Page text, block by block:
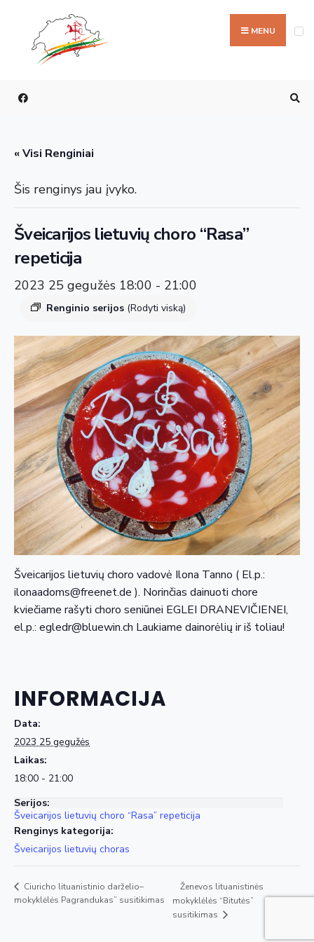
content
MENU
« Visi Renginiai
Šis renginys jau įvyko.
Šveicarijos lietuvių choro “Rasa”
repeticija
2023 25 gegužės 18:00 - 21:00
Renginio serijos (Rodyti viską)
Šveicarijos lietuvių choro vadovė Ilona Tanno ( El.p.:
ilonaadoms@freenet.de ). Norinčias dainuoti chore
kviečiame rašyti choro seniūnei EGLEI DRANEVIČIENEI,
el.p.: egledr@bluewin.ch Laukiame dainorėlių ir iš toliau!
INFORMACIJA
Data:
2023 25 gegužės
Laikas:
18:00 - 21:00
Serijos:
Šveicarijos lietuvių choro “Rasa” repeticija
Renginys kategorija:
Šveicarijos lietuvių choras
Ciuricho lituanistinio darželio–
mokyklėlės Pagrandukas” susitikimas
Ženevos lituanistinės
mokyklėlės “Bitutės”
susitikimas